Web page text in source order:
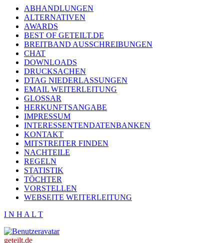
ABHANDLUNGEN
ALTERNATIVEN
AWARDS
BEST OF GETEILT.DE
BREITBAND AUSSCHREIBUNGEN
CHAT
DOWNLOADS
DRUCKSACHEN
DTAG NIEDERLASSUNGEN
EMAIL WEITERLEITUNG
GLOSSAR
HERKUNFTSANGABE
IMPRESSUM
INTERESSENTENDATENBANKEN
KONTAKT
MITSTREITER FINDEN
NACHTEILE
REGELN
STATISTIK
TÖCHTER
VORSTELLEN
WEBSEITE WEITERLEITUNG
I N H A L T
geteilt.de